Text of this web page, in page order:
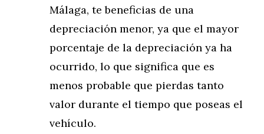
Málaga, te beneficias de una
depreciación menor, ya que el mayor
porcentaje de la depreciación ya ha
ocurrido, lo que significa que es
menos probable que pierdas tanto
valor durante el tiempo que poseas el
vehículo.